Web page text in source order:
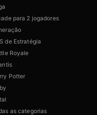
para 2 jogadores
de Estratégia
Royale
Potter
as categorias